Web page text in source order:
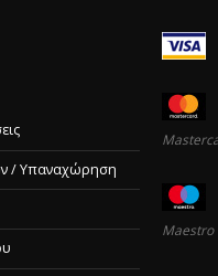
/ Υπαναχώρηση
Maestro